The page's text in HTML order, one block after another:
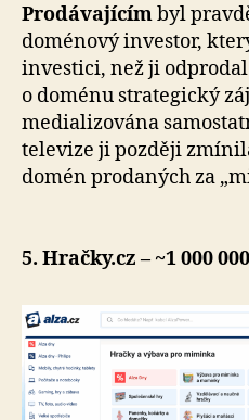
Prodávajícímbyl
doménový investor,
investici, než ji
o doménu strategický
medializována
televize ji později
domén prodaných za
5. Hračky.cz – ~1 000